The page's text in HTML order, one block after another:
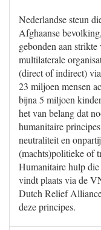
Nederlandse steun
Afghaanse
gebonden aan
multilaterale
(direct of indirect)
23 miljoen mensen
bijna 5 miljoen
het van belang dat
humanitaire
neutraliteit en
(machts)politieke of
Humanitaire hulp
vindt plaats via de
Dutch Relief
deze principes.